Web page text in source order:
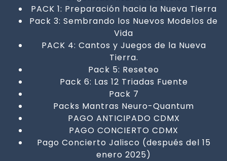
PACK 1: Preparación hacia la Nueva Tierra
Pack 3: Sembrando los Nuevos Modelos de
Vida
PACK 4: Cantos y Juegos de la Nueva
Tierra.
Pack 5: Reseteo
Pack 6: Las 12 Triadas Fuente
Pack 7
Packs Mantras Neuro-Quantum
PAGO ANTICIPADO CDMX
PAGO CONCIERTO CDMX
Pago Concierto Jalisco (después del 15
enero 2025)